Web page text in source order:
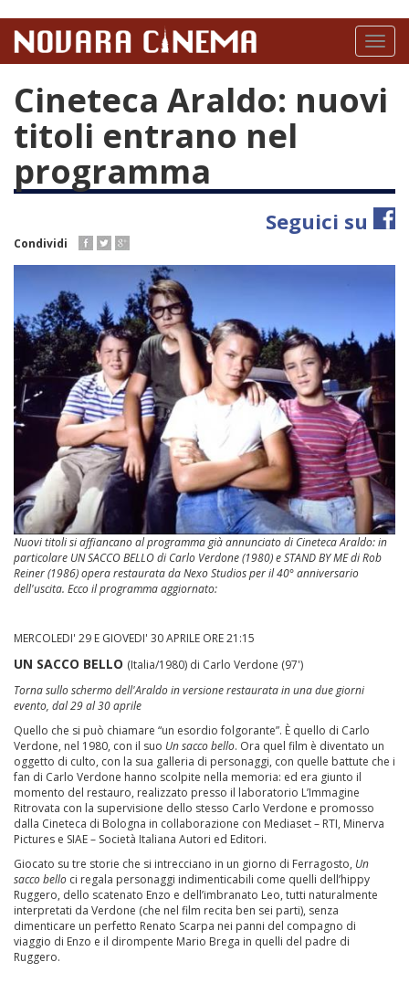
contenuto
Toggle
Cineteca Araldo: nuovi
titoli entrano nel
programma
Seguici su
Condividi
Nuovi titoli si affiancano al programma già annunciato di Cineteca Araldo: in
particolare UN SACCO BELLO di Carlo Verdone (1980) e STAND BY ME di Rob
Reiner (1986) opera restaurata da Nexo Studios per il 40° anniversario
dell'uscita. Ecco il programma aggiornato:
MERCOLEDI' 29 E GIOVEDI' 30 APRILE ORE 21:15
UN SACCO BELLO (Italia/1980) di Carlo Verdone (97')
Torna sullo schermo dell'Araldo in versione restaurata in una due giorni
evento, dal 29 al 30 aprile
Quello che si può chiamare “un esordio folgorante”. È quello di Carlo
Verdone, nel 1980, con il suo Un sacco bello. Ora quel film è diventato un
oggetto di culto, con la sua galleria di personaggi, con quelle battute che i
fan di Carlo Verdone hanno scolpite nella memoria: ed era giunto il
momento del restauro, realizzato presso il laboratorio L’Immagine
Ritrovata con la supervisione dello stesso Carlo Verdone e promosso
dalla Cineteca di Bologna in collaborazione con Mediaset – RTI, Minerva
Pictures e SIAE – Società Italiana Autori ed Editori.
Giocato su tre storie che si intrecciano in un giorno di Ferragosto, Un
sacco bello ci regala personaggi indimenticabili come quelli dell’hippy
Ruggero, dello scatenato Enzo e dell’imbranato Leo, tutti naturalmente
interpretati da Verdone (che nel film recita ben sei parti), senza
dimenticare un perfetto Renato Scarpa nei panni del compagno di
viaggio di Enzo e il dirompente Mario Brega in quelli del padre di
Ruggero.